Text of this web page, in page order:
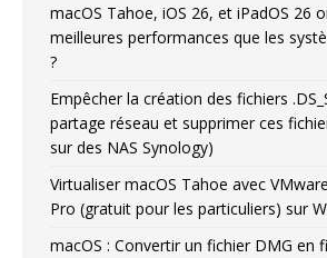
macOS Tahoe, iOS 26, et iPadOS 26
meilleures performances que les
?
Empêcher la création des fichiers
partage réseau et supprimer ces
sur des NAS Synology)
Virtualiser macOS Tahoe avec
Pro (gratuit pour les particuliers) sur
macOS : Convertir un fichier DMG en